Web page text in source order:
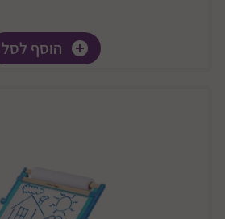
הוסף לסל